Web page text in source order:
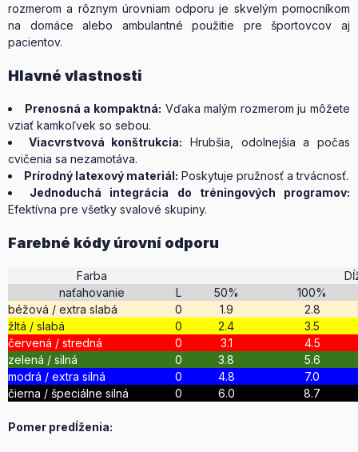
rozmerom a rôznym úrovniam odporu je skvelým pomocníkom
na domáce alebo ambulantné použitie pre športovcov aj
pacientov.
Hlavné vlastnosti
Prenosná a kompaktná: Vďaka malým rozmerom ju môžete
vziať kamkoľvek so sebou.
Viacvrstvová konštrukcia: Hrubšia, odolnejšia a počas
cvičenia sa nezamotáva.
Prírodný latexový materiál: Poskytuje pružnosť a trvácnosť.
Jednoduchá integrácia do tréningových programov:
Efektívna pre všetky svalové skupiny.
Farebné kódy úrovní odporu
Farba
naťahovanie
L 50%
100%
béžová / extra slabá
0 1.9
2.8
žltá / slabá
0 2.4
3.5
červená / stredná
0 3.1
4.5
zelená / silná
0 3.8
5.6
modrá / extra silná
0 4.8
7.0
čierna / špeciálne silná
0 6.0 8.7
Pomer predĺženia: